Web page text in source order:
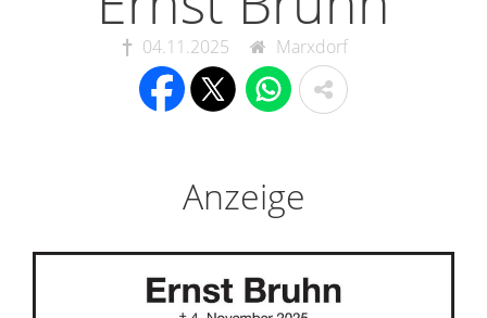
04.11.2025 Marxdorf
Anzeige